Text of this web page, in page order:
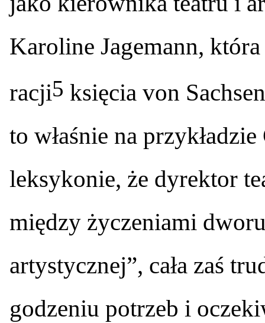
Karoline Jagemann,
racji5 księcia von
to właśnie na
leksykonie, że dyrektor
między życzeniami
artystycznej”, cała zaś
godzeniu potrzeb i